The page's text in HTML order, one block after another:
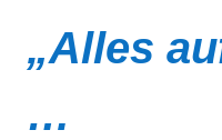
„Alles
…